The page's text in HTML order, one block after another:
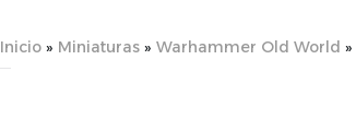
Inicio » Miniaturas » Warhammer Old World »